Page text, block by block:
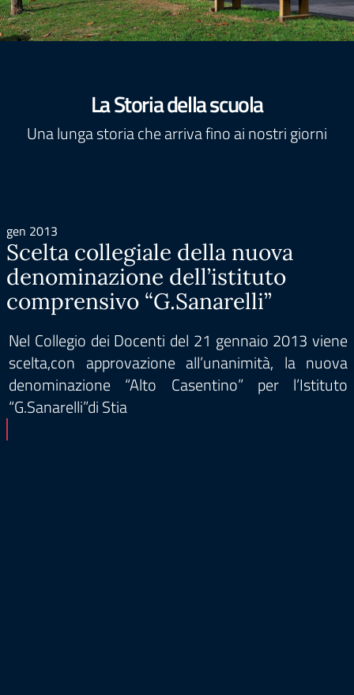
La Storia della scuola
Una lunga storia che arriva fino ai nostri giorni
gen 2013
Scelta collegiale della nuova
denominazione dell’istituto
comprensivo “G.Sanarelli”
Nel Collegio dei Docenti del 21 gennaio 2013 viene
scelta,con approvazione all’unanimità, la nuova
denominazione “Alto Casentino” per l’Istituto
“G.Sanarelli”di Stia